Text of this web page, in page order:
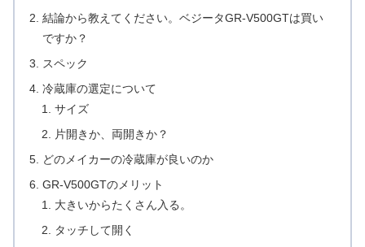
結論から教えてください。ベジータGR-V500GTは買い
ですか？
スペック
冷蔵庫の選定について
サイズ
片開きか、両開きか？
どのメイカーの冷蔵庫が良いのか
GR-V500GTのメリット
大きいからたくさん入る。
タッチして開く